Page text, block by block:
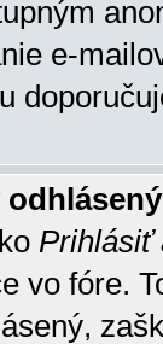
e-
Prihlásiť
vo fóre.